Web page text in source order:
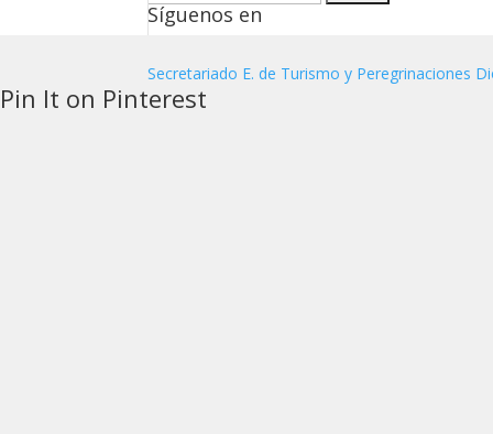
Síguenos en
Secretariado E. de Turismo y Peregrinaciones
Pin It on Pinterest